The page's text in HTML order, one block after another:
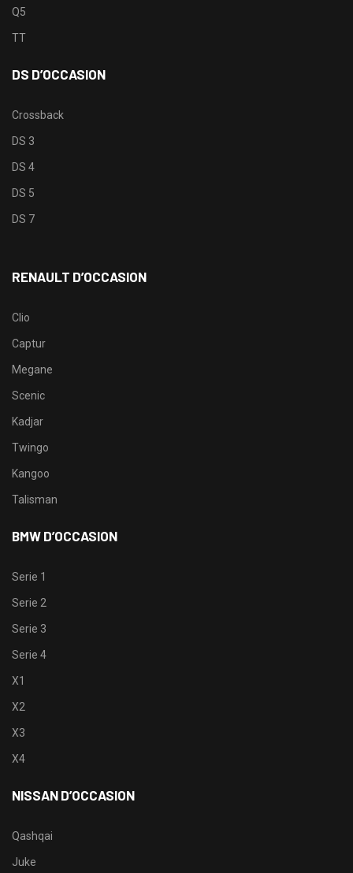
Q5
TT
DS D’OCCASION
Crossback
DS 3
DS 4
DS 5
DS 7
RENAULT D’OCCASION
Clio
Captur
Megane
Scenic
Kadjar
Twingo
Kangoo
Talisman
BMW D’OCCASION
Serie 1
Serie 2
Serie 3
Serie 4
X1
X2
X3
X4
NISSAN D’OCCASION
Qashqai
Juke